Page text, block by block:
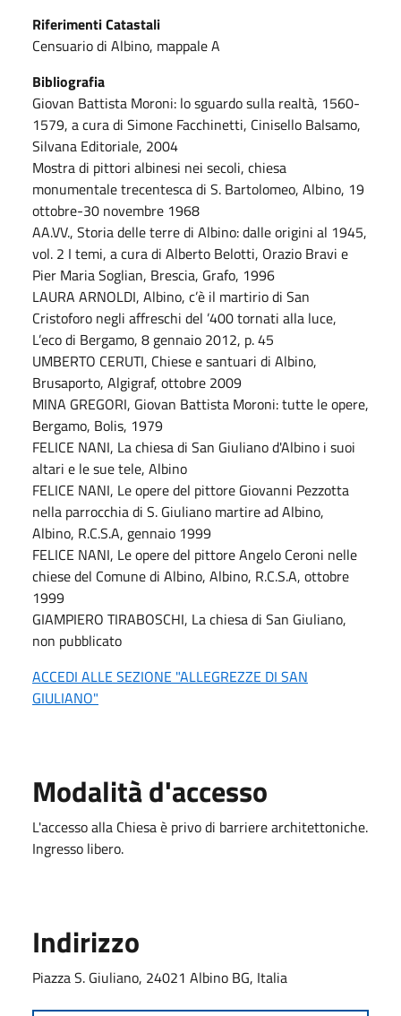
Riferimenti Catastali
Censuario di Albino, mappale A
Bibliografia
Giovan Battista Moroni: lo sguardo sulla realtà, 1560-
1579, a cura di Simone Facchinetti, Cinisello Balsamo,
Silvana Editoriale, 2004
Mostra di pittori albinesi nei secoli, chiesa
monumentale trecentesca di S. Bartolomeo, Albino, 19
ottobre-30 novembre 1968
AA.VV., Storia delle terre di Albino: dalle origini al 1945,
vol. 2 I temi, a cura di Alberto Belotti, Orazio Bravi e
Pier Maria Soglian, Brescia, Grafo, 1996
LAURA ARNOLDI, Albino, c’è il martirio di San
Cristoforo negli affreschi del ’400 tornati alla luce,
L’eco di Bergamo, 8 gennaio 2012, p. 45
UMBERTO CERUTI, Chiese e santuari di Albino,
Brusaporto, Algigraf, ottobre 2009
MINA GREGORI, Giovan Battista Moroni: tutte le opere,
Bergamo, Bolis, 1979
FELICE NANI, La chiesa di San Giuliano d'Albino i suoi
altari e le sue tele, Albino
FELICE NANI, Le opere del pittore Giovanni Pezzotta
nella parrocchia di S. Giuliano martire ad Albino,
Albino, R.C.S.A, gennaio 1999
FELICE NANI, Le opere del pittore Angelo Ceroni nelle
chiese del Comune di Albino, Albino, R.C.S.A, ottobre
1999
GIAMPIERO TIRABOSCHI, La chiesa di San Giuliano,
non pubblicato
ACCEDI ALLE SEZIONE "ALLEGREZZE DI SAN
GIULIANO"
Modalità d'accesso
L'accesso alla Chiesa è privo di barriere architettoniche.
Ingresso libero.
Indirizzo
Piazza S. Giuliano, 24021 Albino BG, Italia